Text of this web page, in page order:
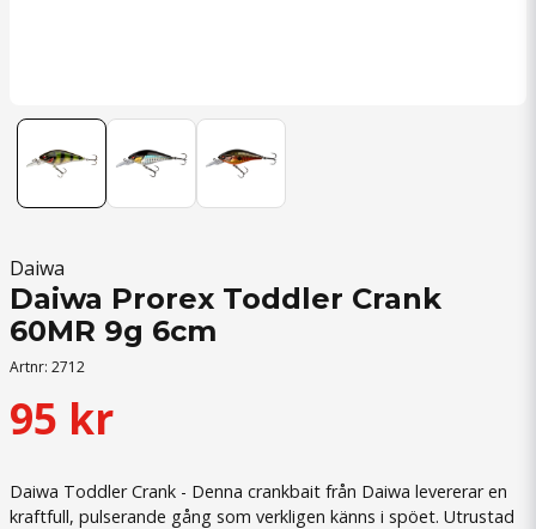
Daiwa
Daiwa Prorex Toddler Crank
60MR 9g 6cm
Artnr: 2712
95 kr
Daiwa Toddler Crank - Denna crankbait från Daiwa levererar en
kraftfull, pulserande gång som verkligen känns i spöet. Utrustad